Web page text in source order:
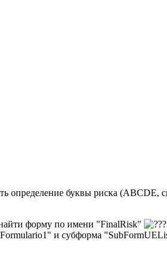
определение буквы риска (ABCDE,
форму по имени "FinalRisk"
и субформа